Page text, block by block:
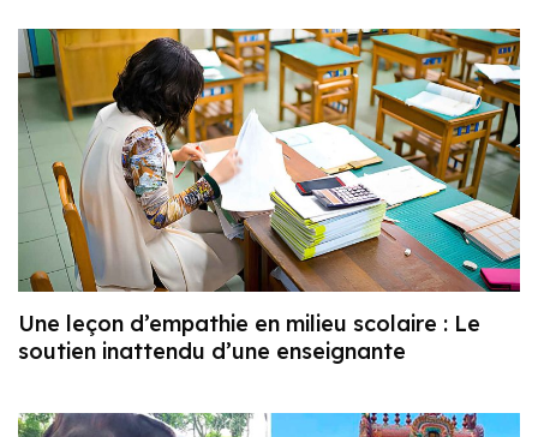
Une leçon d’empathie en milieu scolaire : Le
soutien inattendu d’une enseignante